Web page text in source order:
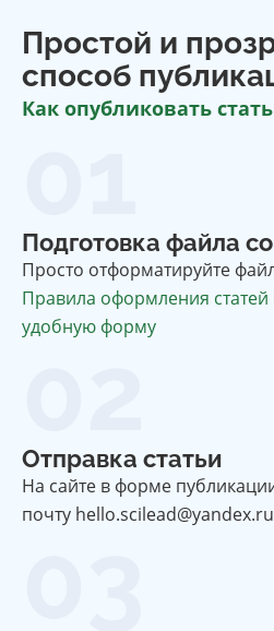
Простой и
способ
Как опубликовать
Подготовка файла
Просто отформатируйте
Правила оформления статей
удобную форму
Отправка статьи
На сайте в форме
почту hello.scilead@yandex.ru